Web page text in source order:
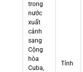
trong
nước
xuất
cảnh
sang
Cộng
hòa
Cuba,
Tỉnh